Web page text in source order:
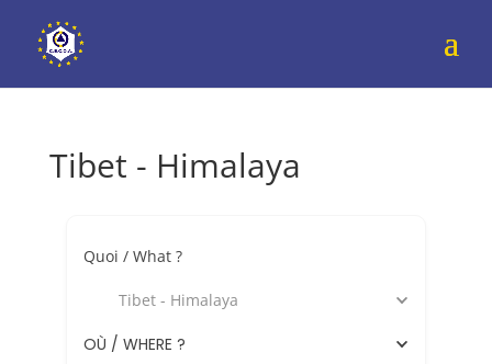
Tibet - Himalaya
Quoi / What ?
Tibet - Himalaya
OÙ / WHERE ?